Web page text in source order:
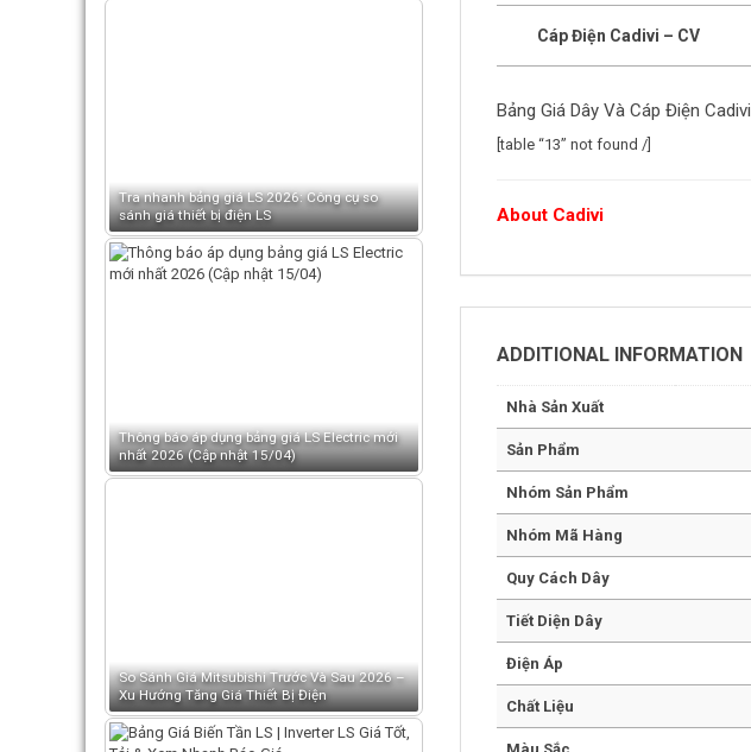
Tra nhanh bảng giá LS 2026: Công cụ so
sánh giá thiết bị điện LS
Thông báo áp dụng bảng giá LS Electric mới
nhất 2026 (Cập nhật 15/04)
So Sánh Giá Mitsubishi Trước Và Sau 2026 –
Xu Hướng Tăng Giá Thiết Bị Điện
Cáp Điện Cadivi – CV
Bảng Giá Dây Và Cáp Điện Cadivi
[table “13” not found /]
About Cadivi
ADDITIONAL INFORMATION
Nhà Sản Xuất
Sản Phẩm
Nhóm Sản Phẩm
Nhóm Mã Hàng
Quy Cách Dây
Tiết Diện Dây
Điện Áp
Chất Liệu